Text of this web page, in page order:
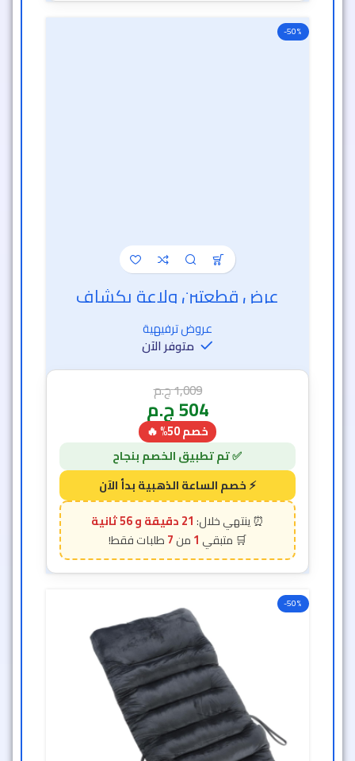
-50%
عرض قطعتين ولاعة بكشاف
عروض ترفيهية
متوفر الآن
1,009ج.م
504ج.م
خصم 50% 🔥
21 دقيقة و 54 ثانية
1
7
-50%